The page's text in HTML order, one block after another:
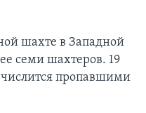
шахте в Западной
семи шахтеров. 19
пропавшими